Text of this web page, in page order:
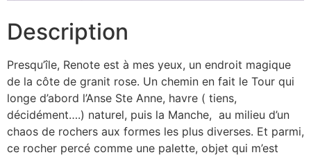
Description
Presqu’île, Renote est à mes yeux, un endroit magique
de la côte de granit rose. Un chemin en fait le Tour qui
longe d’abord l’Anse Ste Anne, havre ( tiens,
décidément….) naturel, puis la Manche, au milieu d’un
chaos de rochers aux formes les plus diverses. Et parmi,
ce rocher percé comme une palette, objet qui m’est